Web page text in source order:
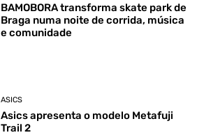
BAMOBORA transforma skate park de
Braga numa noite de corrida, música
e comunidade
ASICS
Asics apresenta o modelo Metafuji
Trail 2